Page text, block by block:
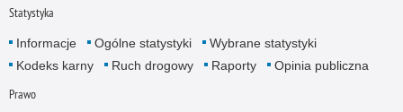
Statystyka
Informacje Ogólne statystyki
Wybrane statystyki
Kodeks karny
Ruch drogowy Raporty Opinia publiczna
Prawo